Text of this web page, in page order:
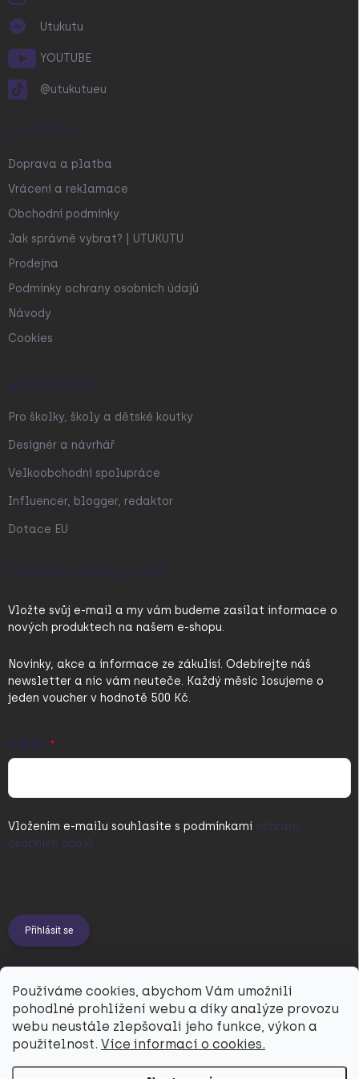
Používáme cookies, abychom Vám umožnili
pohodlné prohlížení webu a díky analýze provozu
webu neustále zlepšovali jeho funkce, výkon a
použitelnost. Více informací o cookies.
Utukutu
YOUTUBE
@utukutueu
O NÁKUPU
Doprava a platba
Vrácení a reklamace
Obchodní podmínky
Jak správně vybrat? | UTUKUTU
Prodejna
Podmínky ochrany osobních údajů
Návody
Cookies
SPOLUPRÁCE
Pro školky, školy a dětské koutky
Designér a návrhář
Velkoobchodní spolupráce
Influencer, blogger, redaktor
Dotace EU
ODEBÍRAT NEWSLETTER
Vložte svůj e-mail a my vám budeme zasílat informace o
nových produktech na našem e-shopu.
Novinky, akce a informace ze zákulisí. Odebírejte náš
newsletter a nic vám neuteče. Každý měsíc losujeme o
jeden voucher v hodnotě 500 Kč.
E-MAIL
Vložením e-mailu souhlasíte s podmínkami ochrany
osobních údajů
Přihlásit se
PŘIJÍMÁME ONLINE PLATBY